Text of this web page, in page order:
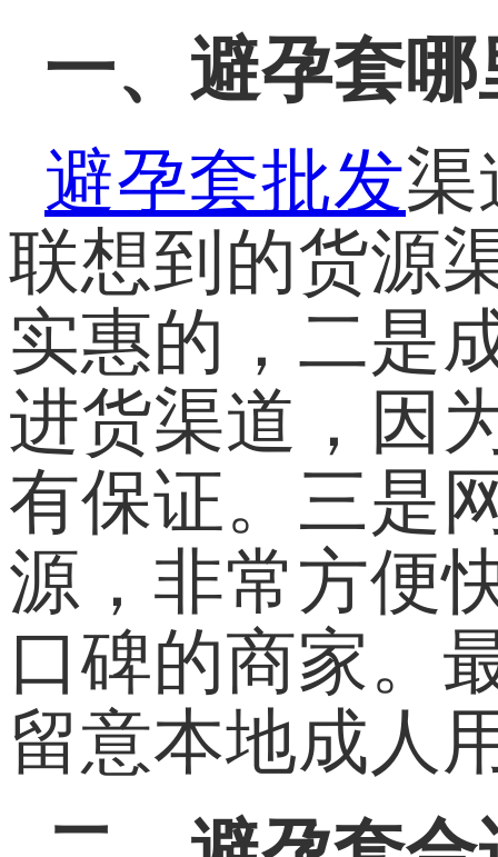
一、避孕套
避孕套批发渠
联想到的货源
实惠的，二是
进货渠道，因
有保证。三是
源，非常方便
口碑的商家。
留意本地成人